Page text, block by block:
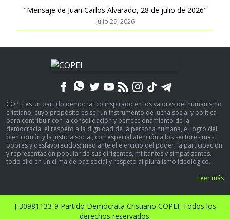
"Mensaje de Juan Carlos Alvarado, 28 de julio de 2026"
Julio 29, 2026
COPEI es un partido democrático inspirado en los valores del humanismo
cristiano, cuyo propósito es ser un instrumento de lucha social y política
para contribuir con la consolidación y perfeccionamiento de la
democracia, el respeto a la dignidad de la persona humana, el logro del
bien común y la justicia social, con especial atención a los sectores mas
pobres y desfavorecidos; mediante el ejercicio del poder, la participación
y representación popular de sus dirigentes, militantes y simpatizantes.
todo ello en un clima de paz social y respeto al pluralismo ideológico.
Leer más
J-30981133-9 Partido Demócrata Cristiano COPEI. Todos los
derechos reservados.